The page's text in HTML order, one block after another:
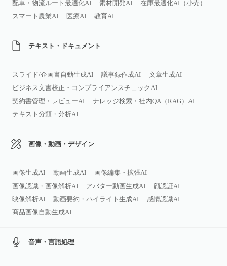
配車・物流ルート最適化AI
素材開発AI
在庫最適化AI（小売）
スマート農業AI
医療AI 教育AI
テキスト・ドキュメント
スライド/企画書自動生成AI 議事録作成AI
文章生成AI
ビジネス文書校正・コンプライアンスチェックAI
契約書管理・レビューAI
ナレッジ検索・社内QA（RAG）AI
テキスト分類・分析AI
画像・動画・デザイン
画像生成AI 動画生成AI
画像編集・拡張AI
画像認識・画像解析AI
アバター動画生成AI
顔認証AI
映像解析AI
動画要約・ハイライト生成AI
感情認識AI
商品画像自動生成AI
音声・言語処理